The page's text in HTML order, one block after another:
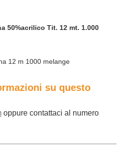
50%acrilico Tit. 12 mt. 1.000
12 m 1000 melange
su questo
oppure contattaci al numero